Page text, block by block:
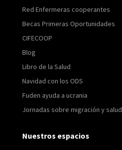
Red Enfermeras cooperantes
Becas Primeras Oportunidades
CIFECOOP
Blog
Libro de la Salud
Navidad con los ODS
Fuden ayuda a ucrania
Jornadas sobre migración y salud
Nuestros espacios